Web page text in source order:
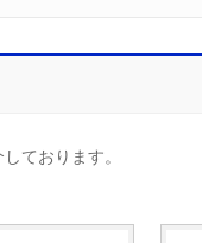
ております。